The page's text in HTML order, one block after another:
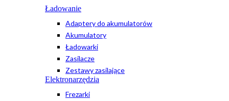
Ładowanie
Adaptery do akumulatorów
Akumulatory
Ładowarki
Zasilacze
Zestawy zasilające
Elektronarzędzia
Frezarki